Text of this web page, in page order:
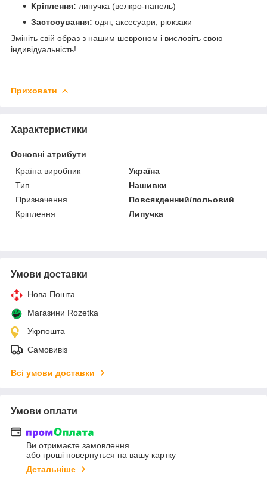
Кріплення: липучка (велкро-панель)
Застосування: одяг, аксесуари, рюкзаки
Змініть свій образ з нашим шевроном і висловіть свою
індивідуальність!
Приховати
Характеристики
Основні атрибути
Країна виробник
Україна
Тип
Нашивки
Призначення
Повсякденний/польовий
Кріплення
Липучка
Умови доставки
Нова Пошта
Магазини Rozetka
Укрпошта
Самовивіз
Всі умови доставки
Умови оплати
Ви отримаєте замовлення
або гроші повернуться на вашу картку
Детальніше